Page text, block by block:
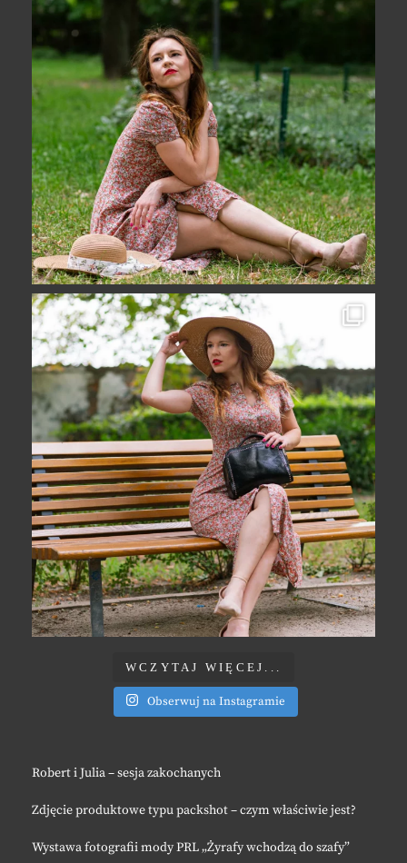
WCZYTAJ WIĘCEJ...
Obserwuj na Instagramie
Robert i Julia – sesja zakochanych
Zdjęcie produktowe typu packshot – czym właściwie jest?
Wystawa fotografii mody PRL „Żyrafy wchodzą do szafy”